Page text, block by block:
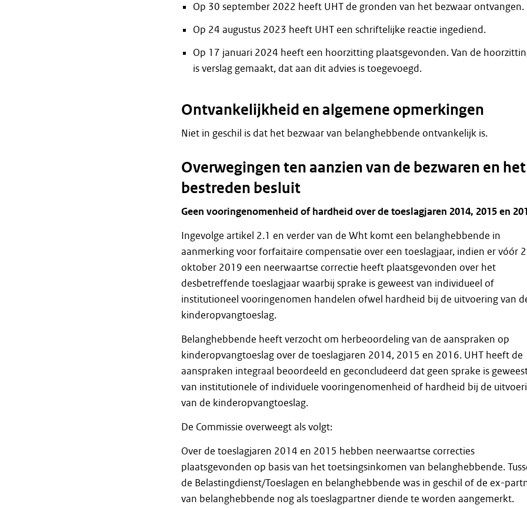
Op 30 september 2022 heeft UHT de gronden van het bezwaar ontvangen.
Op 24 augustus 2023 heeft UHT een schriftelijke reactie ingediend.
Op 17 januari 2024 heeft een hoorzitting plaatsgevonden. Van de
is verslag gemaakt, dat aan dit advies is toegevoegd.
Ontvankelijkheid en algemene opmerkingen
Niet in geschil is dat het bezwaar van belanghebbende ontvankelijk is.
Overwegingen ten aanzien van de bezwaren en het
bestreden besluit
Geen vooringenomenheid of hardheid over de toeslagjaren 2014, 2015 en
Ingevolge artikel 2.1 en verder van de Wht komt een belanghebbende in
aanmerking voor forfaitaire compensatie over een toeslagjaar, indien er vóór
oktober 2019 een neerwaartse correctie heeft plaatsgevonden over het
desbetreffende toeslagjaar waarbij sprake is geweest van individueel of
institutioneel vooringenomen handelen ofwel hardheid bij de uitvoering van
kinderopvangtoeslag.
Belanghebbende heeft verzocht om herbeoordeling van de aanspraken op
kinderopvangtoeslag over de toeslagjaren 2014, 2015 en 2016. UHT heeft de
aanspraken integraal beoordeeld en geconcludeerd dat geen sprake is
van institutionele of individuele vooringenomenheid of hardheid bij de
van de kinderopvangtoeslag.
De Commissie overweegt als volgt:
Over de toeslagjaren 2014 en 2015 hebben neerwaartse correcties
plaatsgevonden op basis van het toetsingsinkomen van belanghebbende.
de Belastingdienst/Toeslagen en belanghebbende was in geschil of de ex-
van belanghebbende nog als toeslagpartner diende te worden aangemerkt.